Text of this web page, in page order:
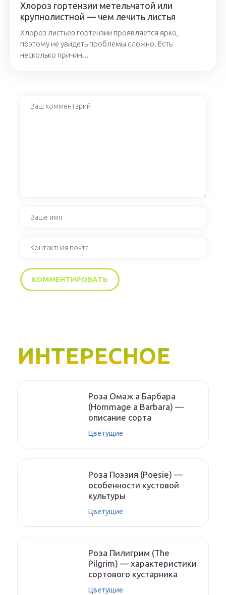
Хлороз гортензии метельчатой или
крупнолистной — чем лечить листья
Хлороз листьев гортензии проявляется ярко,
поэтому не увидеть проблемы сложно. Есть
несколько причин...
ИНТЕРЕСНОЕ
Роза Омаж а Барбара
(Hommage a Barbara) —
описание сорта
Цветущие
Роза Поэзия (Poesie) —
особенности кустовой
культуры
Цветущие
Роза Пилигрим (The
Pilgrim) — характеристики
сортового кустарника
Цветущие